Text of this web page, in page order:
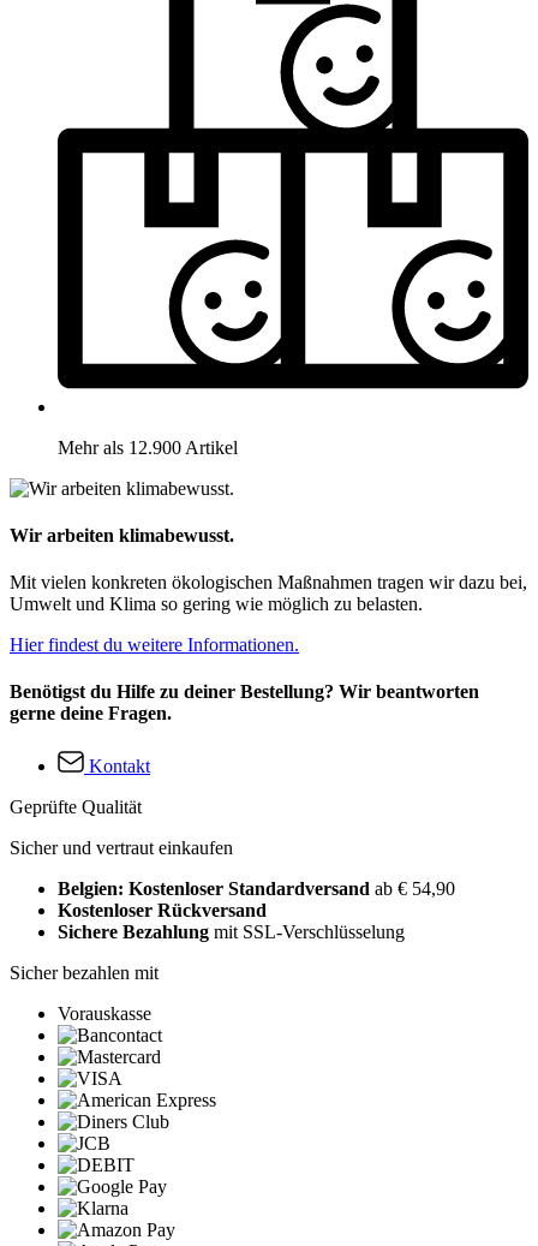
Mehr als 12.900 Artikel
Wir arbeiten klimabewusst.
Mit vielen konkreten ökologischen Maßnahmen tragen wir dazu bei,
Umwelt und Klima so gering wie möglich zu belasten.
Hier findest du weitere Informationen.
Benötigst du Hilfe zu deiner Bestellung? Wir beantworten
gerne deine Fragen.
Kontakt
Geprüfte Qualität
Sicher und vertraut einkaufen
Belgien: Kostenloser Standardversand ab € 54,90
Kostenloser Rückversand
Sichere Bezahlung mit SSL-Verschlüsselung
Sicher bezahlen mit
Vorauskasse